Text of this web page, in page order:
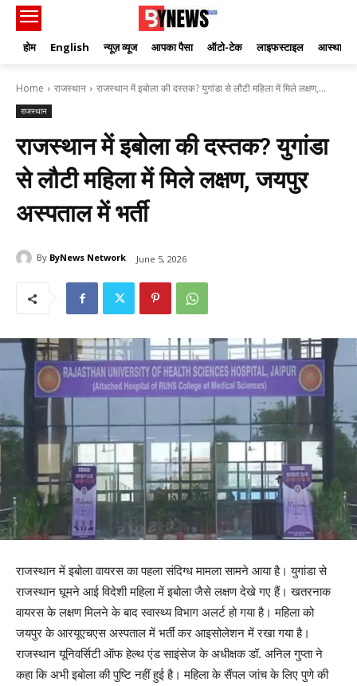
होम English न्यूज़ व्यूज आपका पैसा ऑटो-टेक लाइफस्टाइल आस्था
Home राजस्थान राजस्थान में इबोला की दस्तक? युगांडा से लौटी महिला में मिले लक्षण,...
राजस्थान
राजस्थान में इबोला की दस्तक? युगांडा
से लौटी महिला में मिले लक्षण, जयपुर
अस्पताल में भर्ती
By ByNews Network June 5, 2026
राजस्थान में इबोला वायरस का पहला संदिग्ध मामला सामने आया है। युगांडा से
राजस्थान घूमने आई विदेशी महिला में इबोला जैसे लक्षण देखे गए हैं। खतरनाक
वायरस के लक्षण मिलने के बाद स्वास्थ्य विभाग अलर्ट हो गया है। महिला को
जयपुर के आरयूएचएस अस्पताल में भर्ती कर आइसोलेशन में रखा गया है।
राजस्थान यूनिवर्सिटी ऑफ हेल्थ एंड साइंसेज के अधीक्षक डॉ. अनिल गुप्ता ने
कहा कि अभी इबोला की पुष्टि नहीं हुई है। महिला के सैंपल जांच के लिए पुणे की